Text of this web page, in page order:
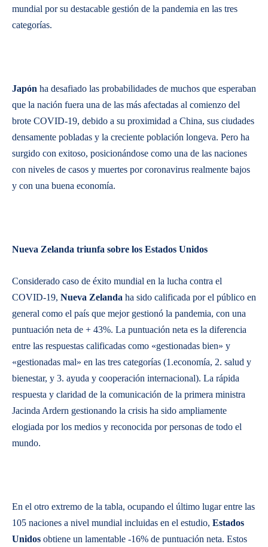
mundial por su destacable gestión de la pandemia en las tres
categorías.
Japón ha desafiado las probabilidades de muchos que esperaban
que la nación fuera una de las más afectadas al comienzo del
brote COVID-19, debido a su proximidad a China, sus ciudades
densamente pobladas y la creciente población longeva. Pero ha
surgido con exitoso, posicionándose como una de las naciones
con niveles de casos y muertes por coronavirus realmente bajos
y con una buena economía.
Nueva Zelanda triunfa sobre los Estados Unidos
Considerado caso de éxito mundial en la lucha contra el
COVID-19, Nueva Zelanda ha sido calificada por el público en
general como el país que mejor gestionó la pandemia, con una
puntuación neta de + 43%. La puntuación neta es la diferencia
entre las respuestas calificadas como «gestionadas bien» y
«gestionadas mal» en las tres categorías (1.economía, 2. salud y
bienestar, y 3. ayuda y cooperación internacional). La rápida
respuesta y claridad de la comunicación de la primera ministra
Jacinda Ardern gestionando la crisis ha sido ampliamente
elogiada por los medios y reconocida por personas de todo el
mundo.
En el otro extremo de la tabla, ocupando el último lugar entre las
105 naciones a nivel mundial incluidas en el estudio, Estados
Unidos obtiene un lamentable -16% de puntuación neta. Estos